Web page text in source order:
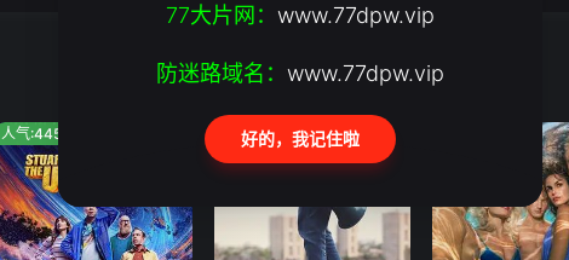
人气:445 人气:867
77大片网： www.77dpw.vip
防迷路域名： www.77dpw.vip
好的，我记住啦